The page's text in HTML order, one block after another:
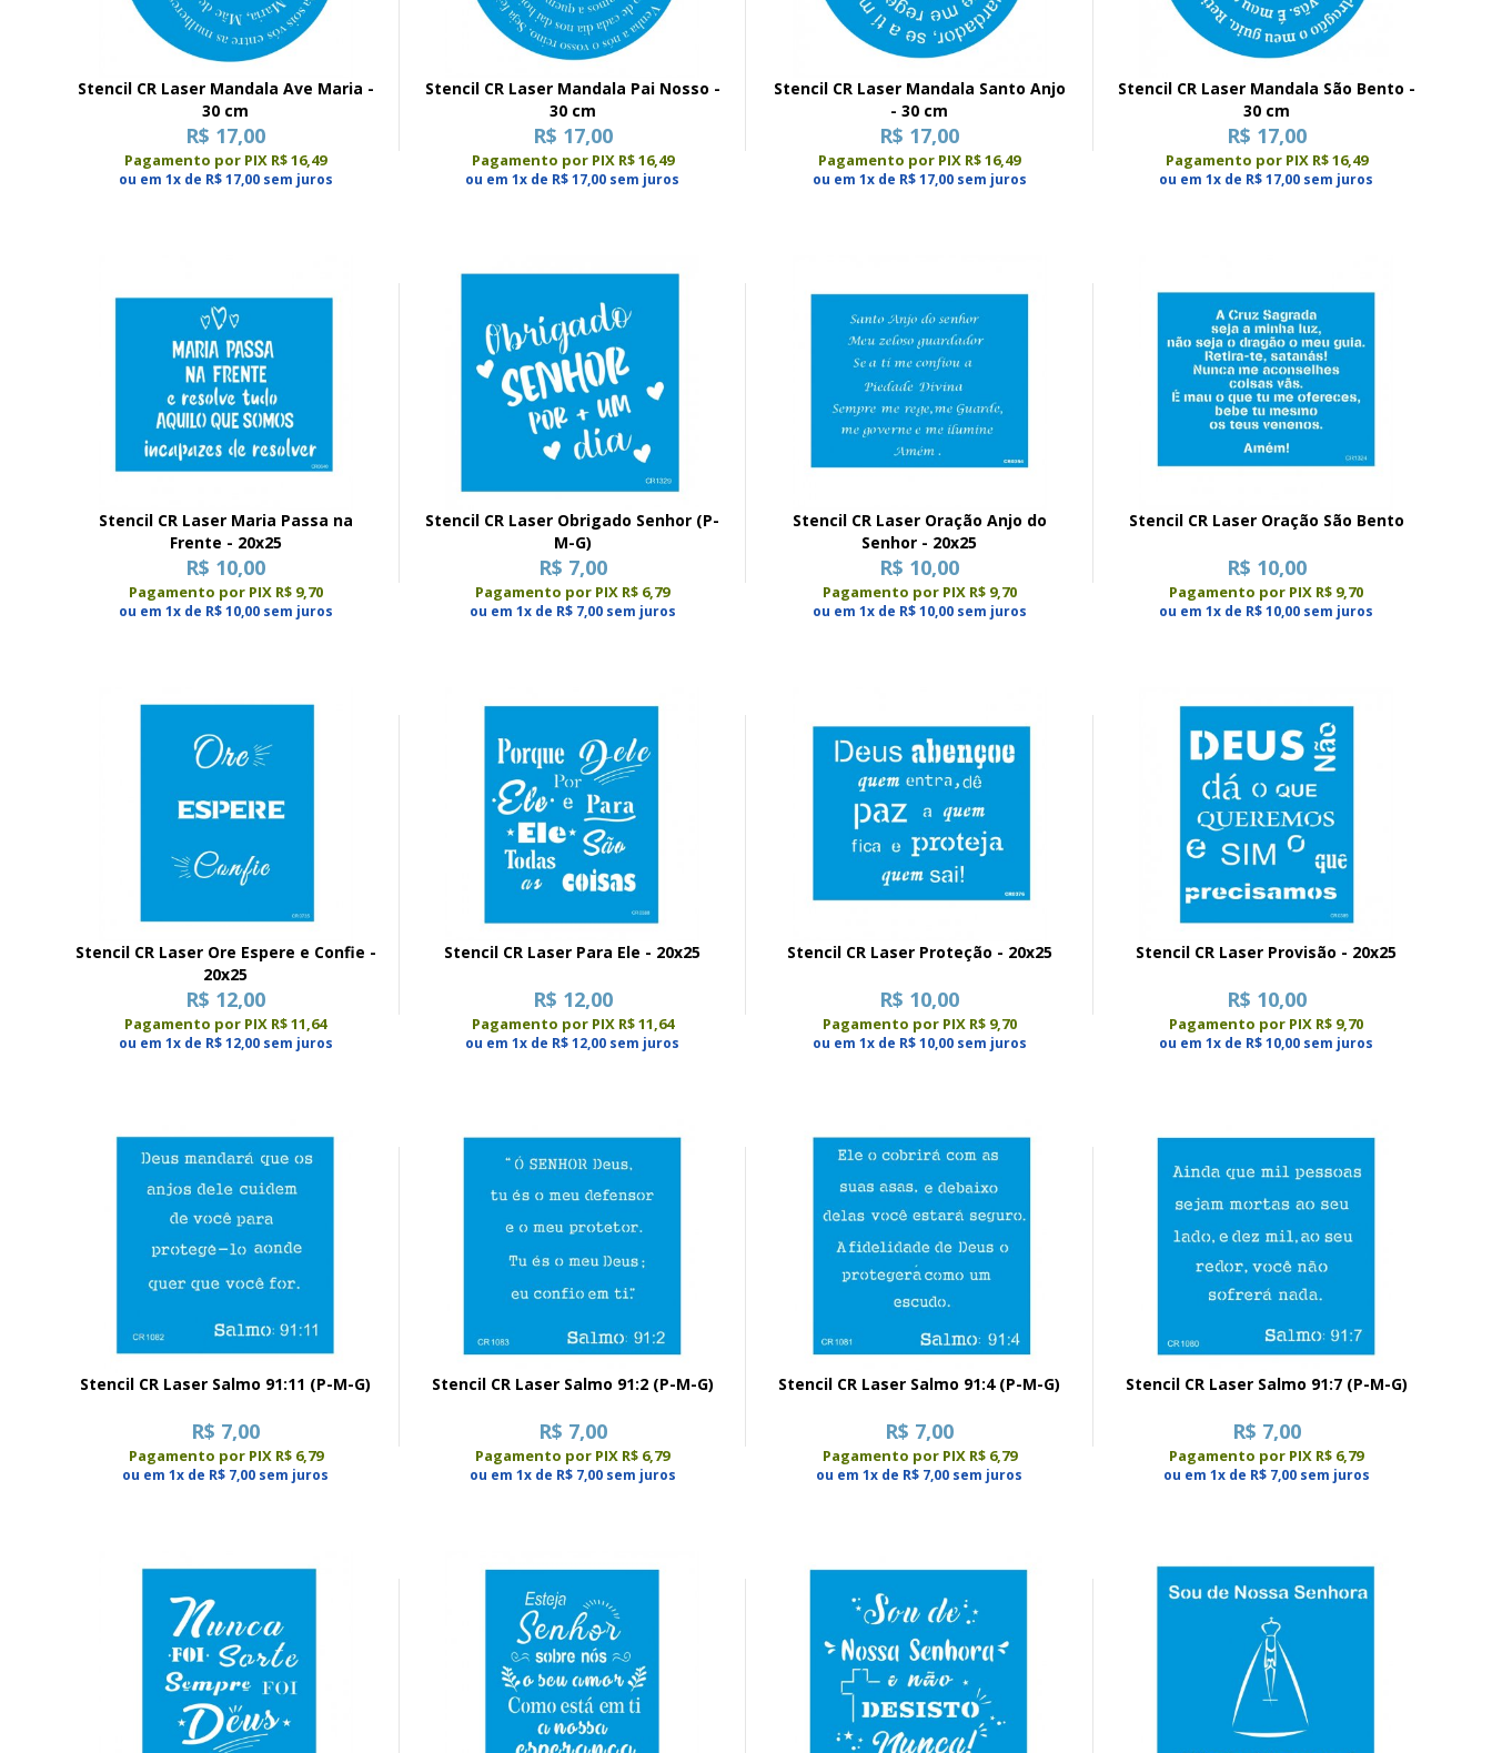
Stencil CR Laser Mandala Ave Maria -
30 cm
R$ 17,00
Pagamento por PIX R$ 16,49
ou em 1x de R$ 17,00 sem juros
Stencil CR Laser Mandala Pai Nosso -
30 cm
R$ 17,00
Pagamento por PIX R$ 16,49
ou em 1x de R$ 17,00 sem juros
Stencil CR Laser Mandala Santo Anjo
- 30 cm
R$ 17,00
Pagamento por PIX R$ 16,49
ou em 1x de R$ 17,00 sem juros
Stencil CR Laser Mandala São Bento -
30 cm
R$ 17,00
Pagamento por PIX R$ 16,49
ou em 1x de R$ 17,00 sem juros
Stencil CR Laser Maria Passa na
Frente - 20x25
R$ 10,00
Pagamento por PIX R$ 9,70
ou em 1x de R$ 10,00 sem juros
Stencil CR Laser Obrigado Senhor (P-
M-G)
R$ 7,00
Pagamento por PIX R$ 6,79
ou em 1x de R$ 7,00 sem juros
Stencil CR Laser Oração Anjo do
Senhor - 20x25
R$ 10,00
Pagamento por PIX R$ 9,70
ou em 1x de R$ 10,00 sem juros
Stencil CR Laser Oração São Bento
R$ 10,00
Pagamento por PIX R$ 9,70
ou em 1x de R$ 10,00 sem juros
Stencil CR Laser Ore Espere e Confie -
20x25
R$ 12,00
Pagamento por PIX R$ 11,64
ou em 1x de R$ 12,00 sem juros
Stencil CR Laser Para Ele - 20x25
R$ 12,00
Pagamento por PIX R$ 11,64
ou em 1x de R$ 12,00 sem juros
Stencil CR Laser Proteção - 20x25
R$ 10,00
Pagamento por PIX R$ 9,70
ou em 1x de R$ 10,00 sem juros
Stencil CR Laser Provisão - 20x25
R$ 10,00
Pagamento por PIX R$ 9,70
ou em 1x de R$ 10,00 sem juros
Stencil CR Laser Salmo 91:11 (P-M-G)
R$ 7,00
Pagamento por PIX R$ 6,79
ou em 1x de R$ 7,00 sem juros
Stencil CR Laser Salmo 91:2 (P-M-G)
R$ 7,00
Pagamento por PIX R$ 6,79
ou em 1x de R$ 7,00 sem juros
Stencil CR Laser Salmo 91:4 (P-M-G)
R$ 7,00
Pagamento por PIX R$ 6,79
ou em 1x de R$ 7,00 sem juros
Stencil CR Laser Salmo 91:7 (P-M-G)
R$ 7,00
Pagamento por PIX R$ 6,79
ou em 1x de R$ 7,00 sem juros